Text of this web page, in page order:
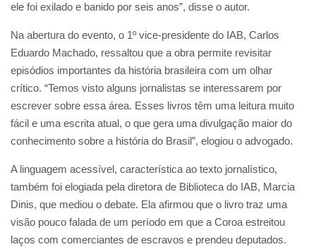
ele foi exilado e banido por seis anos”, disse o autor.
Na abertura do evento, o 1º vice-presidente do IAB, Carlos
Eduardo Machado, ressaltou que a obra permite revisitar
episódios importantes da história brasileira com um olhar
crítico. “Temos visto alguns jornalistas se interessarem por
escrever sobre essa área. Esses livros têm uma leitura muito
fácil e uma escrita atual, o que gera uma divulgação maior do
conhecimento sobre a história do Brasil”, elogiou o advogado.
A linguagem acessível, característica ao texto jornalístico,
também foi elogiada pela diretora de Biblioteca do IAB, Marcia
Dinis, que mediou o debate. Ela afirmou que o livro traz uma
visão pouco falada de um período em que a Coroa estreitou
laços com comerciantes de escravos e prendeu deputados.